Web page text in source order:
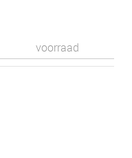
voorraad